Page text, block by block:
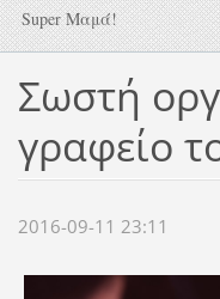
Super Μαμά!
Σωστή
γραφείο
2016-09-11 23:11